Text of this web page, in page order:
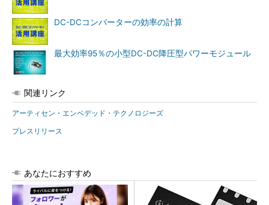
DC-DCコンバーターの効率の計算
最大効率95％の小型DC-DC降圧型パワーモジュール
関連リンク
アーティセン・エンベデッド・テクノロジーズ
プレスリリース
あなたにおすすめ